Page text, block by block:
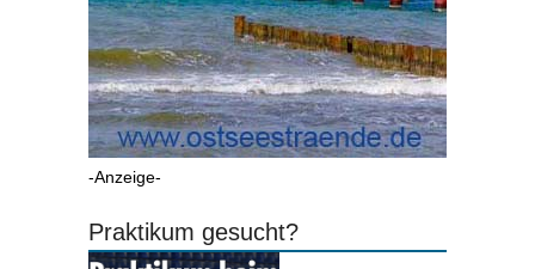
-Anzeige-
Praktikum gesucht?